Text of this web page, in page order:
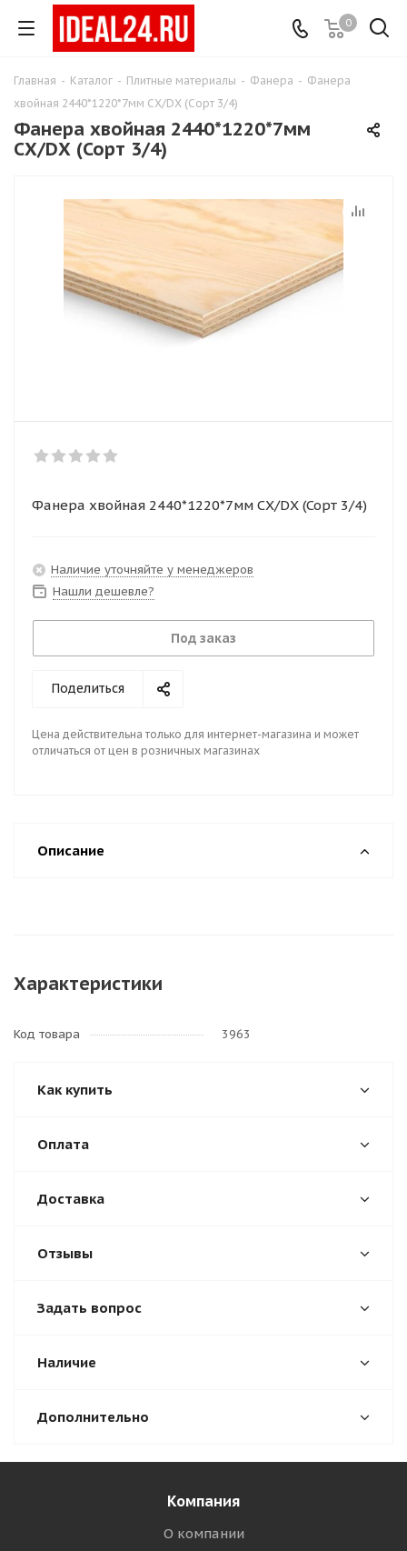
0
Главная - Каталог - Плитные материалы - Фанера - Фанера
хвойная 2440*1220*7мм СХ/DХ (Сорт 3/4)
Фанера хвойная 2440*1220*7мм
СХ/DХ (Сорт 3/4)
Фанера хвойная 2440*1220*7мм СХ/DХ (Сорт 3/4)
Наличие уточняйте у менеджеров
Нашли дешевле?
Под заказ
Поделиться
Цена действительна только для интернет-магазина и может
отличаться от цен в розничных магазинах
Описание
Характеристики
Код товара 3963
Как купить
Оплата
Доставка
Отзывы
Задать вопрос
Наличие
Дополнительно
Компания
О компании